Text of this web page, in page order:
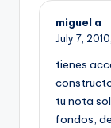
miguel a
July 7, 2010,
tienes
tu nota
fondos,